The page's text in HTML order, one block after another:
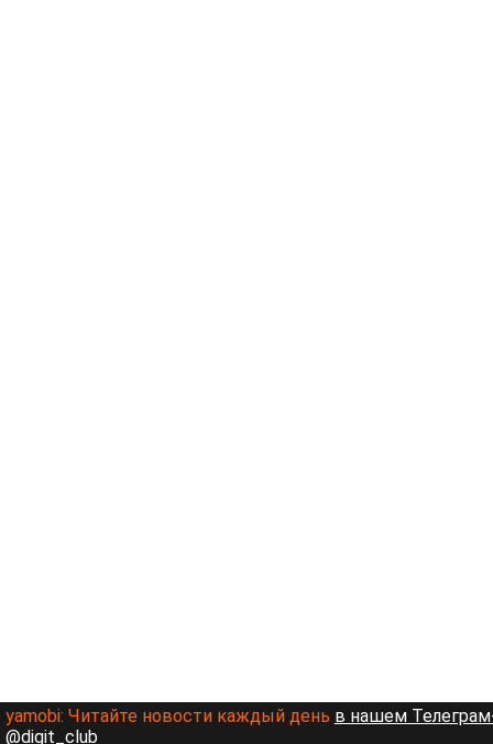
yamobi: Читайте новости каждый день в нашем
@digit_club